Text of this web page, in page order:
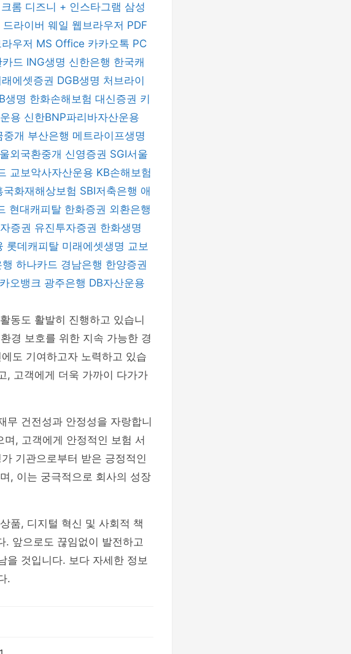
롬 디즈니 + 인스타그램 삼성
라이버 웨일 웹브라우저 PDF
우저 MS Office 카카오톡 PC
카드 ING생명 신한은행 한국캐
래에셋증권 DGB생명 처브라이
생명 한화손해보험 대신증권 키
용 신한BNP파리바자산운용
중개 부산은행 메트라이프생명
외국환중개 신영증권 SGI서울
교보악사자산운용 KB손해보험
국화재해상보험 SBI저축은행 애
현대캐피탈 한화증권 외환은행
증권 유진투자증권 한화생명
롯데캐피탈 미래에셋생명 교보
하나카드 경남은행 한양증권
오뱅크 광주은행 DB자산운용
동도 활발히 진행하고 있습니
경 보호를 위한 지속 가능한 경
도 기여하고자 노력하고 있습
, 고객에게 더욱 가까이 다가가
무 건전성과 안정성을 자랑합니
, 고객에게 안정적인 보험 서
기관으로부터 받은 긍정적인
, 이는 궁극적으로 회사의 성장
품, 디지털 혁신 및 사회적 책
. 앞으로도 끊임없이 발전하고
을 것입니다. 보다 자세한 정보
.